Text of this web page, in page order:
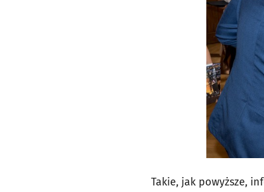
Takie, jak powyższe,